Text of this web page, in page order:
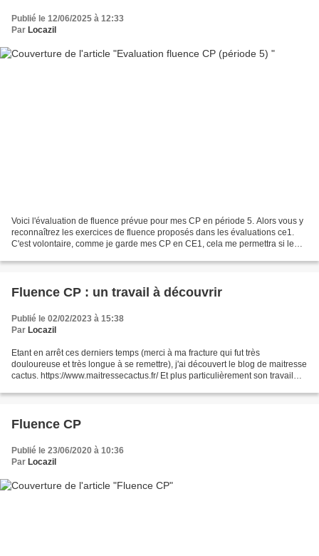
Publié le 12/06/2025 à 12:33
Par Locazil
Voici l'évaluation de fluence prévue pour mes CP en période 5. Alors vous y
reconnaîtrez les exercices de fluence proposés dans les évaluations ce1.
C'est volontaire, comme je garde mes CP en CE1, cela me permettra si le
Fluence CP : un travail à découvrir
Publié le 02/02/2023 à 15:38
Par Locazil
Etant en arrêt ces derniers temps (merci à ma fracture qui fut très
douloureuse et très longue à se remettre), j'ai découvert le blog de maitresse
cactus. https://www.maitressecactus.fr/ Et plus particulièrement son travail
Fluence CP
Publié le 23/06/2020 à 10:36
Par Locazil